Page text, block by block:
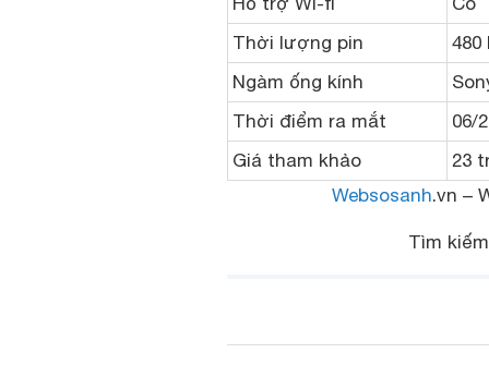
Thời lượng pin
480
Ngàm ống kính
Thời điểm ra mắt
06/
Giá tham khảo
23
Websosanh.vn –
Tìm